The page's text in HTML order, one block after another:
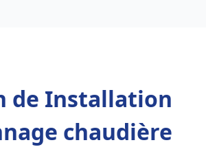
de Installation
chaudière